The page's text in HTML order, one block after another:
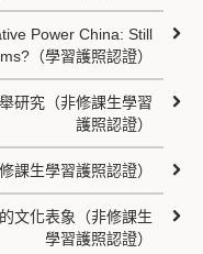
Power China: Still
（學習護照認證）
研究（非修課生學習
護照認證）
課生學習護照認證）
文化表象（非修課生
學習護照認證）